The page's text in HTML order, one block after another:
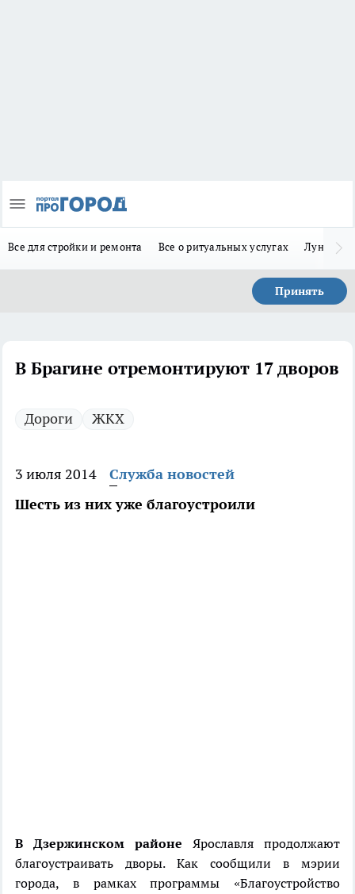
Все для стройки и ремонта Все о ритуальных услугах Лунно-
Принять
В Брагине отремонтируют 17 дворов
Дороги ЖКХ
3 июля 2014
Служба новостей
Шесть из них уже благоустроили
В Дзержинском районе Ярославля продолжают
благоустраивать дворы. Как сообщили в мэрии
города, в рамках программы «Благоустройство